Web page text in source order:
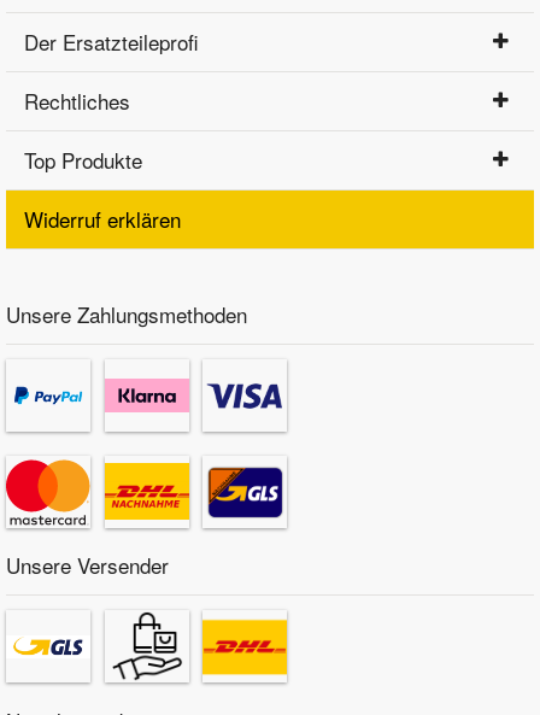
Der Ersatzteileprofi
Rechtliches
Top Produkte
Widerruf erklären
Unsere Zahlungsmethoden
Unsere Versender